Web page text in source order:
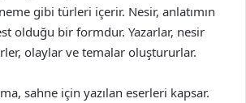
gibi türleri içerir. Nesir, anlatımın
olduğu bir formdur. Yazarlar, nesir
olaylar ve temalar oluştururlar.
sahne için yazılan eserleri kapsar.